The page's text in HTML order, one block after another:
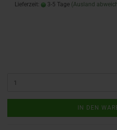
Lieferzeit:
3-5 Tage (Ausland
IN DEN